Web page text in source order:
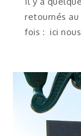
retournés au
fois : ici